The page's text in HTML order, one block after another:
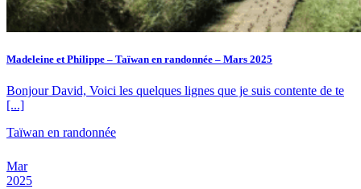
Madeleine et Philippe – Taïwan en randonnée – Mars 2025
Bonjour David, Voici les quelques lignes que je suis contente de te
[...]
Taïwan en randonnée
Mar
2025